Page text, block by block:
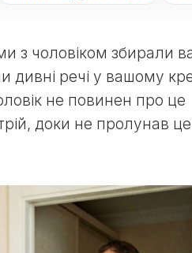
з чоловіком збирали
речі у вашому
не повинен про це
доки не пролунав